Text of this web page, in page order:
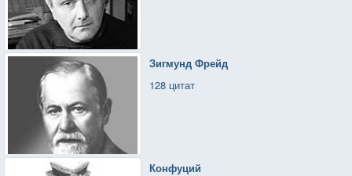
Зигмунд Фрейд
128 цитат
Конфуций